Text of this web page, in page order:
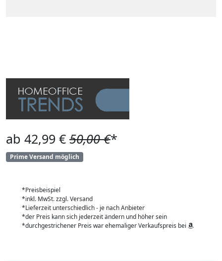
ab 42,99 € 50,00 €*
Prime Versand möglich
*Preisbeispiel
*inkl. MwSt. zzgl. Versand
*Lieferzeit unterschiedlich - je nach Anbieter
*der Preis kann sich jederzeit ändern und höher sein
*durchgestrichener Preis war ehemaliger Verkaufspreis bei